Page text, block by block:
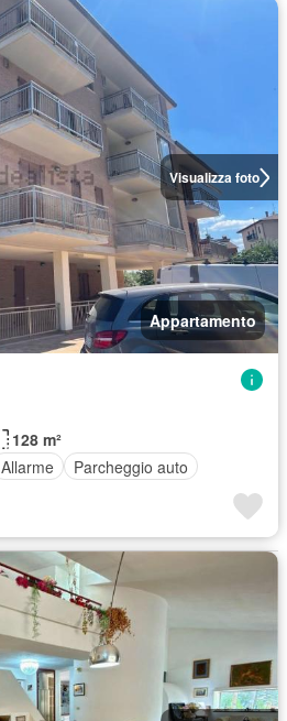
Visualizza foto
Appartamento
128 m²
Allarme Parcheggio auto